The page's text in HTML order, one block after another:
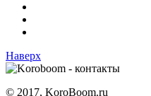
Наверх
© 2017, KoroBoom.ru